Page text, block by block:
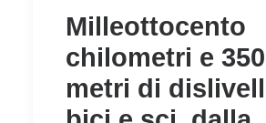
Milleottocento
chilometri e
metri di